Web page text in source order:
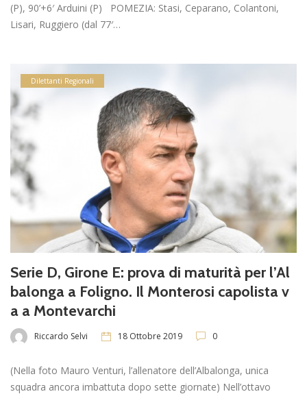
(P), 90’+6′ Arduini (P) POMEZIA: Stasi, Ceparano, Colantoni,
Lisari, Ruggiero (dal 77′…
Dilettanti Regionali
Serie D, Girone E: prova di maturità per l’Al
balonga a Foligno. Il Monterosi capolista v
a a Montevarchi
Riccardo Selvi 18 Ottobre 2019 0
(Nella foto Mauro Venturi, l’allenatore dell’Albalonga, unica
squadra ancora imbattuta dopo sette giornate) Nell’ottavo